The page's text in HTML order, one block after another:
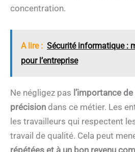
concentration.
A lire : Sécurité informatique :
pour l’entreprise
Ne négligez pas l’importance
précision dans ce métier. Les
les travailleurs qui respectent
travail de qualité. Cela peut
répétées et à un bon revenu